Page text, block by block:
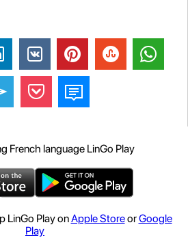
French language LinGo Play
LinGo Play onApple StoreorGoogle
Play